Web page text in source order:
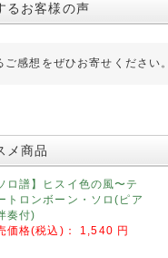
るお客様の声
ご感想をぜひお寄せください。
メ商品
ロ譜】ヒスイ色の風〜テ
トロンボーン・ソロ(ピア
奏付)
価格(税込)：
1,540 円